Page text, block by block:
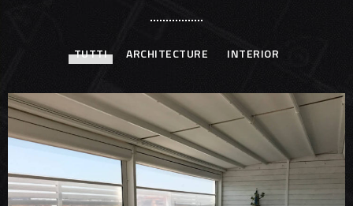
TUTTI ARCHITECTURE INTERIOR